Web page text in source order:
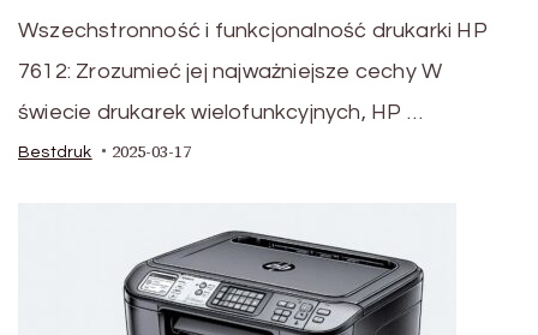
Wszechstronność i funkcjonalność drukarki HP
7612: Zrozumieć jej najważniejsze cechy W
świecie drukarek wielofunkcyjnych, HP …
Bestdruk 2025-03-17